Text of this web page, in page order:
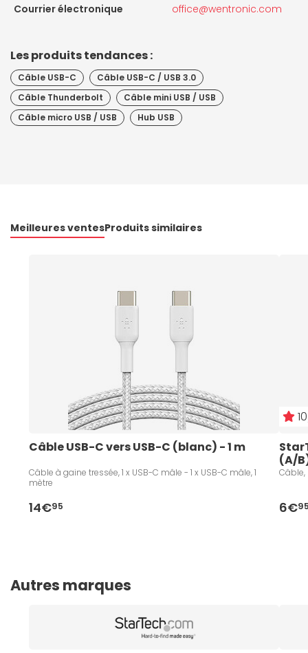
Courrier électronique
office@wentronic.com
Les produits tendances :
Câble USB-C
Câble USB-C / USB 3.0
Câble Thunderbolt
Câble mini USB / USB
Câble micro USB / USB
Hub USB
Meilleures ventesProduits similaires
Câble USB-C vers USB-C (blanc) - 1 m
Câble à gaine tressée, 1 x USB-C mâle - 1 x USB-C mâle, 1
mètre
14€95
(A/
Câble,
6€
Autres marques